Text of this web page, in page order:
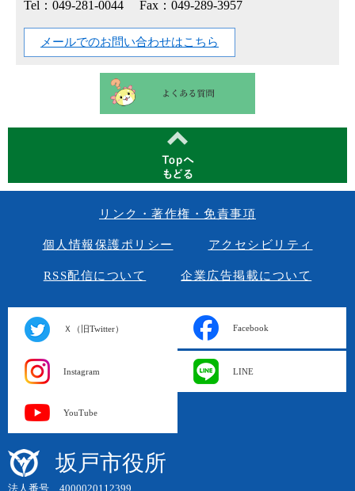
Tel：049-281-0044
Fax：049-289-3957
メールでのお問い合わせはこちら
リンク・著作権・免責事項
個人情報保護ポリシー アクセシビリティ
RSS配信について 企業広告掲載について
Ｘ（旧Twitter） Facebook
Instagram LINE
YouTube
坂戸市役所
法人番号 4000020112399